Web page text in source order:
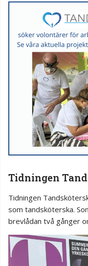
Tidningen
Tidningen
som tandsköterska.
brevlådan två gånger